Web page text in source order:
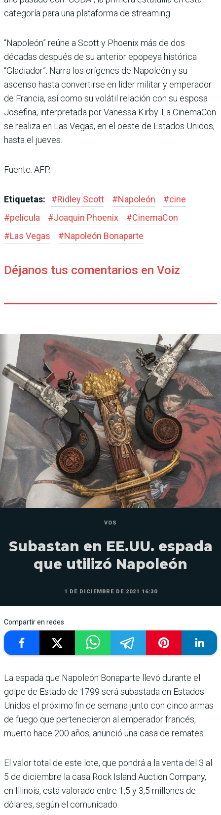
categoría para una plataforma de streaming.
“Napoleón” reúne a Scott y Phoenix más de dos
décadas después de su anterior epopeya histórica
“Gladiador”. Narra los orígenes de Napoleón y su
ascenso hasta convertirse en líder militar y emperador
de Francia, así como su volátil relación con su esposa
Josefina, interpretada por Vanessa Kirby. La CinemaCon
se realiza en Las Vegas, en el oeste de Estados Unidos,
hasta el jueves.
Fuente: AFP.
Etiquetas: #Ridley Scott #Napoleón #cine
#película #Joaquin Phoenix #CinemaCon
#Las Vegas #Napoleón Bonaparte
Déjanos tus comentarios en Voiz
VOS
Subastan en EE.UU. espada
que utilizó Napoleón
1 DE DICIEMBRE DE 2021 16:30
Compartir en redes
La espada que Napoleón Bonaparte llevó durante el
golpe de Estado de 1799 será subastada en Estados
Unidos el próximo fin de semana junto con cinco armas
de fuego que pertenecieron al emperador francés,
muerto hace 200 años, anunció una casa de remates.
El valor total de este lote, que pondrá a la venta del 3 al
5 de diciembre la casa Rock Island Auction Company,
en Illinois, está valorado entre 1,5 y 3,5 millones de
dólares, según el comunicado.